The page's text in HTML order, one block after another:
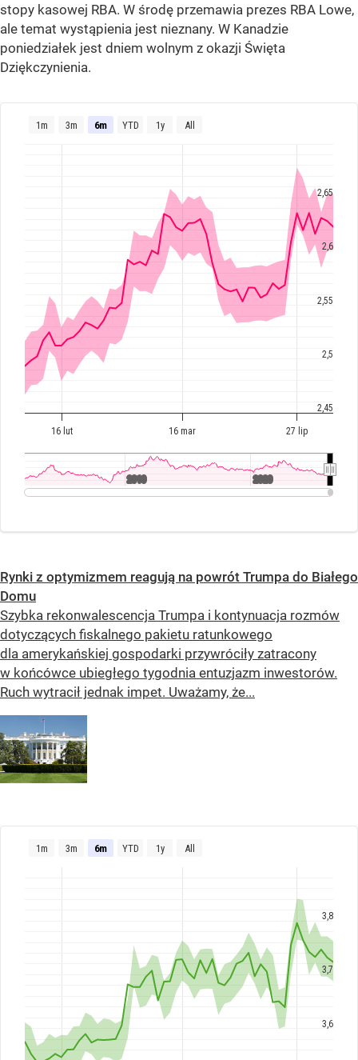
stopy kasowej RBA. W środę przemawia prezes RBA Lowe,
ale temat wystąpienia jest nieznany. W Kanadzie
poniedziałek jest dniem wolnym z okazji Święta
Dziękczynienia.
Rynki z optymizmem reagują na powrót Trumpa do Białego
Domu
Szybka rekonwalescencja Trumpa i kontynuacja rozmów
dotyczących fiskalnego pakietu ratunkowego
dla amerykańskiej gospodarki przywróciły zatracony
w końcówce ubiegłego tygodnia entuzjazm inwestorów.
Ruch wytracił jednak impet. Uważamy, że...